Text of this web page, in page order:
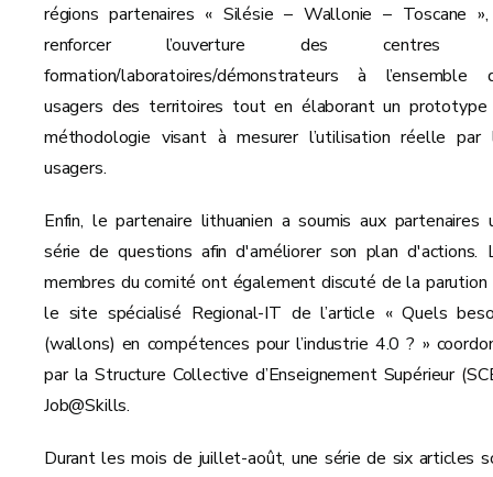
régions partenaires « Silésie – Wallonie – Toscane
renforcer l’ouverture des centres
formation/laboratoires/démonstrateurs à l’ensemble
usagers des territoires tout en élaborant un
méthodologie visant à mesurer l’utilisation réelle par
usagers.
Enfin, le partenaire lithuanien a soumis aux partenaires
série de questions afin d'améliorer son plan d'actions.
membres du comité ont également discuté de la parution
le site spécialisé Regional-IT de l’article « Quels
(wallons) en compétences pour l’industrie 4.0 ? »
par la Structure Collective d’Enseignement Supérieur
Job@Skills.
Durant les mois de juillet-août, une série de six articles